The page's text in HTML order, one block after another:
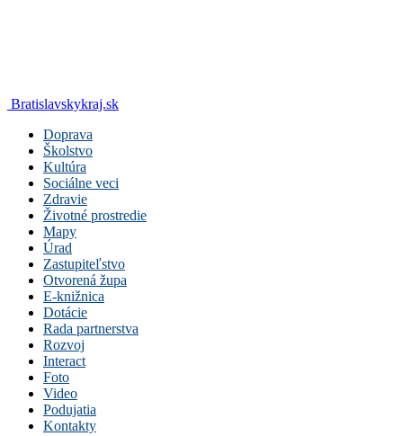
Bratislavskykraj.sk
Doprava
Školstvo
Kultúra
Sociálne veci
Zdravie
Životné prostredie
Mapy
Úrad
Zastupiteľstvo
Otvorená župa
E-knižnica
Dotácie
Rada partnerstva
Rozvoj
Interact
Foto
Video
Podujatia
Kontakty